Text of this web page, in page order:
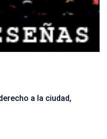
a la ciudad,